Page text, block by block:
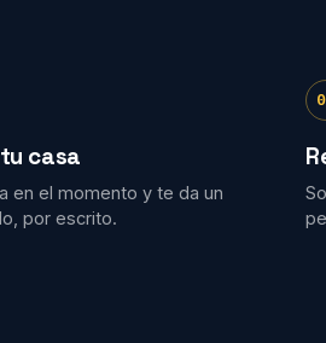
casa
en el momento y te da un
por escrito.